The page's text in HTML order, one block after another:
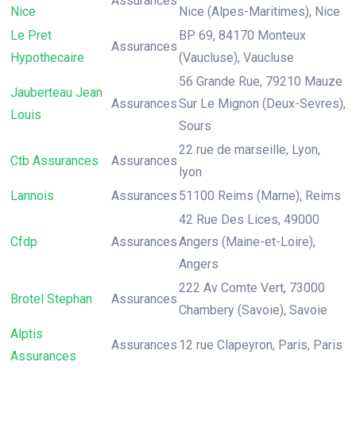
Nice
Nice (Alpes-Maritimes), Nice
Le Pret
Hypothecaire
Assurances
BP 69, 84170 Monteux
(Vaucluse), Vaucluse
Jauberteau Jean
Louis
Assurances
56 Grande Rue, 79210 Mauze
Sur Le Mignon (Deux-Sevres),
Sours
Ctb Assurances Assurances
22 rue de marseille, Lyon,
lyon
Lannois
Assurances 51100 Reims (Marne), Reims
Cfdp Assurances
42 Rue Des Lices, 49000
Angers (Maine-et-Loire),
Angers
Brotel Stephan Assurances
222 Av Comte Vert, 73000
Chambery (Savoie), Savoie
Alptis
Assurances
Assurances 12 rue Clapeyron, Paris, Paris